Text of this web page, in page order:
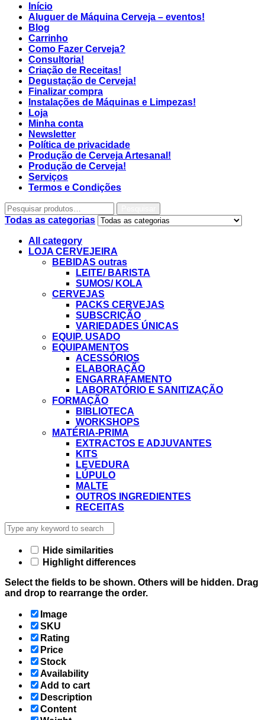
Início
Aluguer de Máquina Cerveja – eventos!
Blog
Carrinho
Como Fazer Cerveja?
Consultoria!
Criação de Receitas!
Degustação de Cerveja!
Finalizar compra
Instalações de Máquinas e Limpezas!
Loja
Minha conta
Newsletter
Política de privacidade
Produção de Cerveja Artesanal!
Produção de Cerveja!
Serviços
Termos e Condições
Todas as categorias
All category
LOJA CERVEJEIRA
BEBIDAS outras
LEITE/ BARISTA
SUMOS/ KOLA
CERVEJAS
PACKS CERVEJAS
SUBSCRIÇÃO
VARIEDADES ÚNICAS
EQUIP. USADO
EQUIPAMENTOS
ACESSÓRIOS
ELABORAÇÃO
ENGARRAFAMENTO
LABORATÓRIO E SANITIZAÇÃO
FORMAÇÃO
BIBLIOTECA
WORKSHOPS
MATÉRIA-PRIMA
EXTRACTOS E ADJUVANTES
KITS
LEVEDURA
LÚPULO
MALTE
OUTROS INGREDIENTES
RECEITAS
Hide similarities
Highlight differences
Select the fields to be shown. Others will be hidden. Drag
and drop to rearrange the order.
Image
SKU
Rating
Price
Stock
Availability
Add to cart
Description
Content